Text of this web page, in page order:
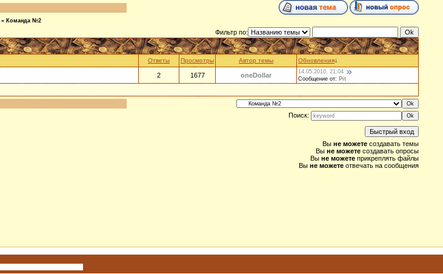
» Команда №2
Фильтр по:
Ответы Просмотры Автор темы Обновления↓
2 1677 oneDollar
14.05.2010, 21:04
Сообщение от: Pit
Поиск:
Вы не можете создавать темы
Вы не можете создавать опросы
Вы не можете прикреплять файлы
Вы не можете отвечать на сообщения